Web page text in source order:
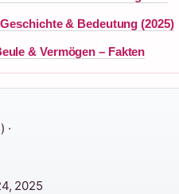
& Bedeutung (2025)
& Vermögen – Fakten
·
2025